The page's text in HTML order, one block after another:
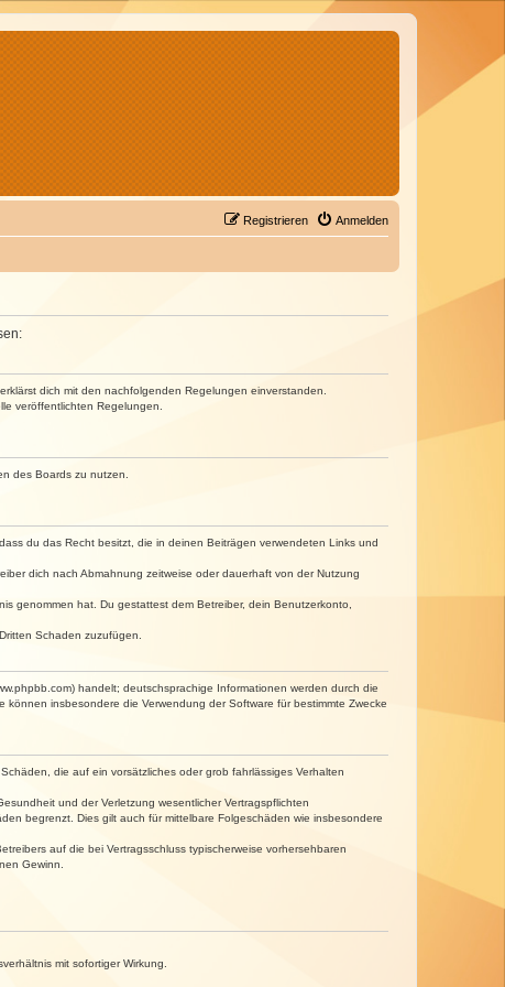
Anmelden
Registrieren
dich mit den nachfolgenden Regelungen einverstanden.
veröffentlichten Regelungen.
des Boards zu nutzen.
du das Recht besitzt, die in deinen Beiträgen verwendeten Links und
dich nach Abmahnung zeitweise oder dauerhaft von der Nutzung
genommen hat. Du gestattest dem Betreiber, dein Benutzerkonto,
Schaden zuzufügen.
handelt; deutschsprachige Informationen werden durch die
insbesondere die Verwendung der Software für bestimmte Zwecke
die auf ein vorsätzliches oder grob fahrlässiges Verhalten
und der Verletzung wesentlicher Vertragspflichten
begrenzt. Dies gilt auch für mittelbare Folgeschäden wie insbesondere
auf die bei Vertragsschluss typischerweise vorhersehbaren
Gewinn.
mit sofortiger Wirkung.